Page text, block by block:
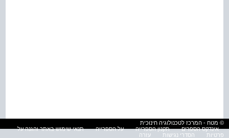
© מטח - המרכז לטכנולוגיה חינוכית
אינדקס הספרים
תקנון הספרייה על הספרייה
תנאי שימוש באתר והגנה על
פרטיות
הסדרי נגישות עזרה